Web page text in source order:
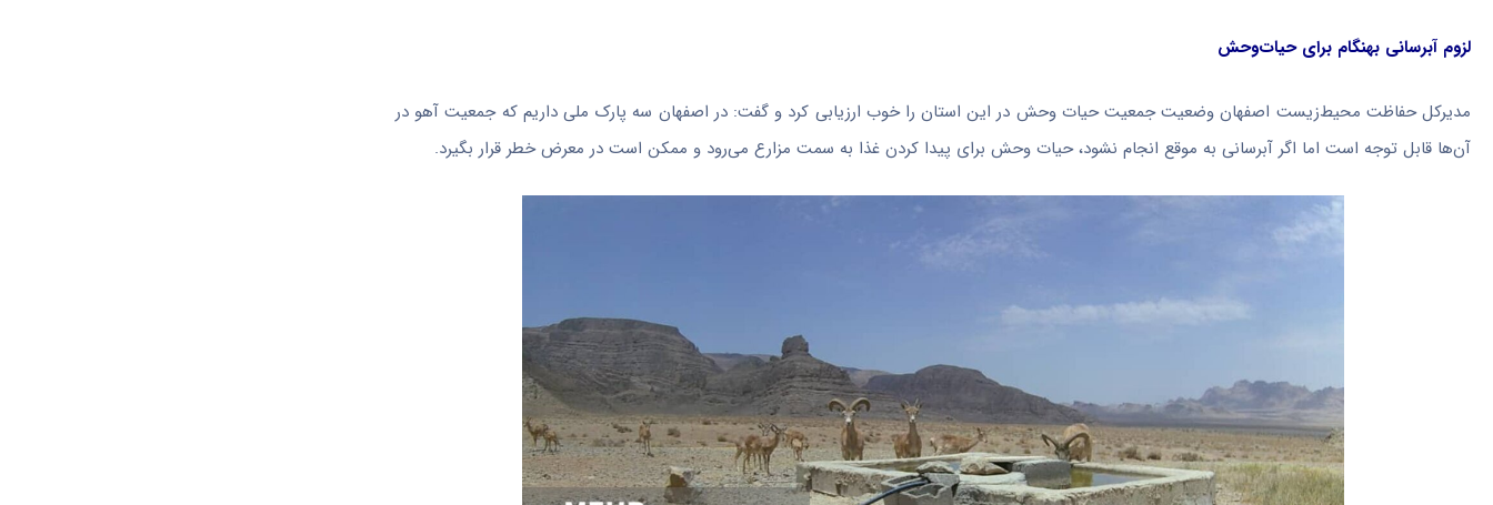
لزوم آبرسانی بهنگام برای حیات‌وحش
مدیرکل حفاظت محیط‌زیست اصفهان وضعیت جمعیت حیات وحش در این استان را خوب ارزیابی کرد و گفت: در اصفهان سه پارک ملی داریم که جمعیت آهو در
آن‌ها قابل توجه است اما اگر آبرسانی به موقع انجام نشود، حیات وحش برای پیدا کردن غذا به سمت مزارع می‌رود و ممکن است در معرض خطر قرار بگیرد.